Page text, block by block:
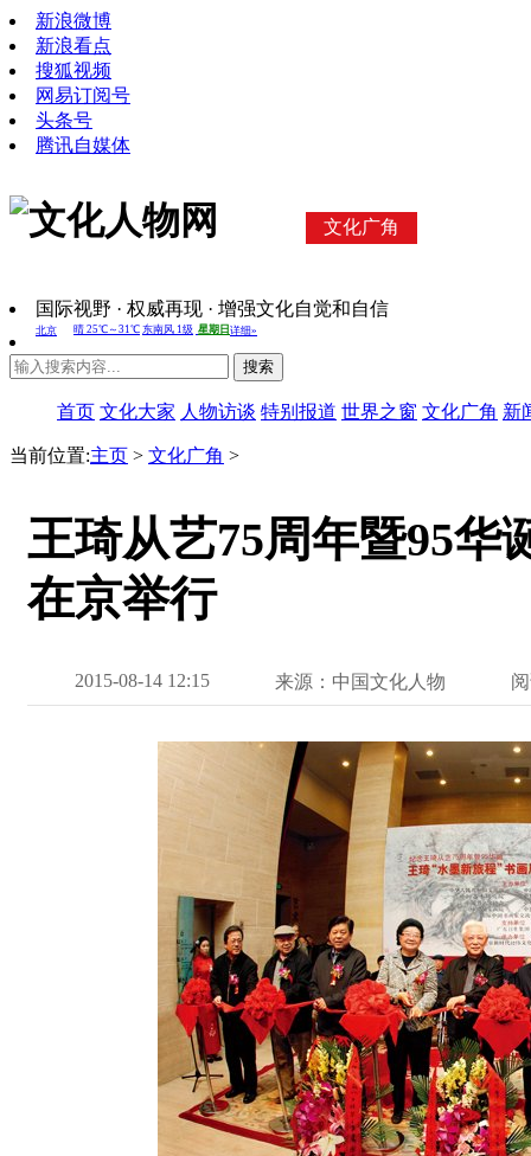
新浪微博
新浪看点
搜狐视频
网易订阅号
头条号
腾讯自媒体
文化广角
国际视野 · 权威再现 · 增强文化自觉和自信
搜索
首页 文化大家 人物访谈 特别报道 世界之窗 文化广角 新
当前位置:主页 > 文化广角 >
王琦从艺75周年暨95华
在京举行
2015-08-14 12:15 来源：中国文化人物